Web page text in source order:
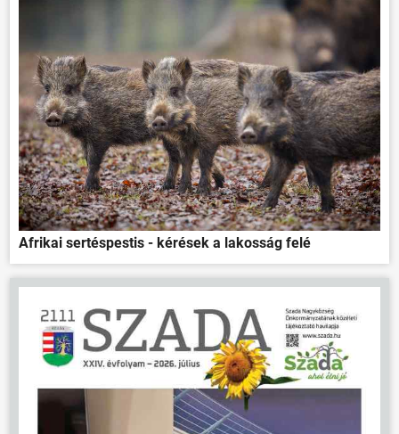
Afrikai sertéspestis - kérések a lakosság felé